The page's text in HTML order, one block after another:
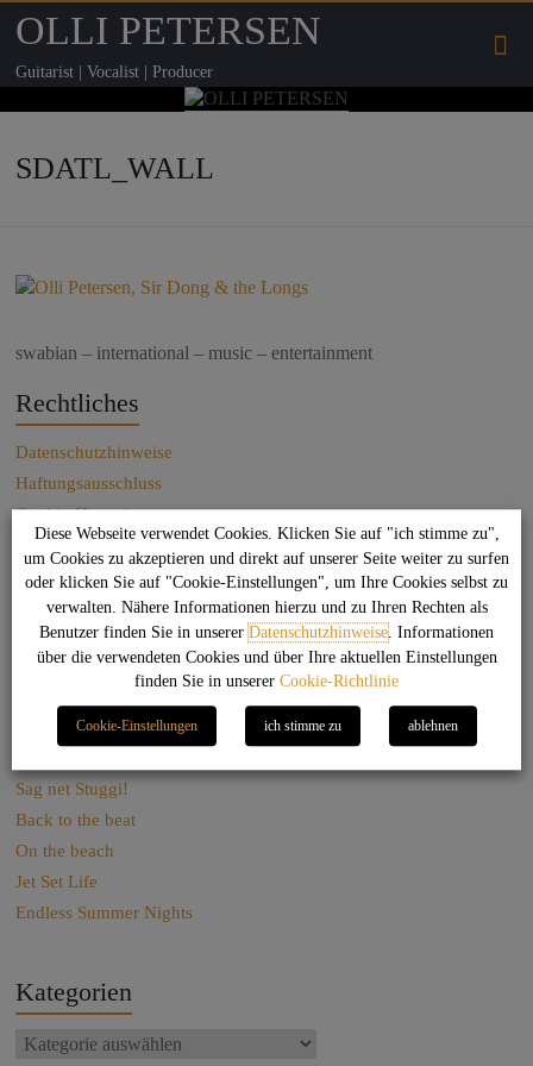
OLLI PETERSEN
Guitarist | Vocalist | Producer
SDATL_WALL
swabian – international – music – entertainment
Rechtliches
Datenschutzhinweise
Haftungsausschluss
Cookie-Hinweise
Impressum
Kontakt
Suchen
Das könnte Dich auch interessieren
Sag net Stuggi!
Back to the beat
On the beach
Jet Set Life
Endless Summer Nights
Kategorien
Diese Webseite verwendet Cookies. Klicken Sie auf "ich stimme zu",
um Cookies zu akzeptieren und direkt auf unserer Seite weiter zu surfen
oder klicken Sie auf "Cookie-Einstellungen", um Ihre Cookies selbst zu
verwalten. Nähere Informationen hierzu und zu Ihren Rechten als
Benutzer finden Sie in unsererDatenschutzhinweise. Informationen
über die verwendeten Cookies und über Ihre aktuellen Einstellungen
finden Sie in unserer Cookie-Richtlinie
Cookie-Einstellungen ich stimme zu ablehnen